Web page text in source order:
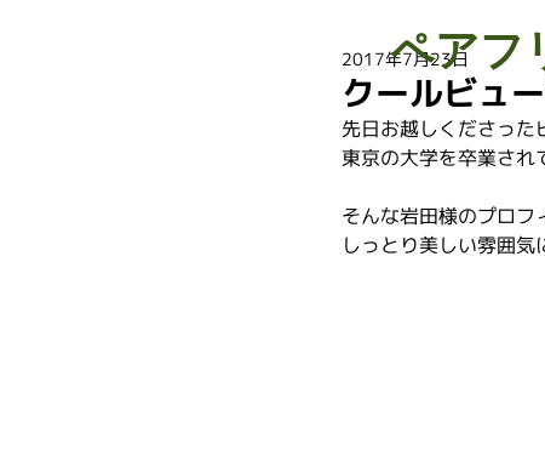
クールビュ
2017年7月23日
先日お越しくださった
東京の大学を卒業され
そんな岩田様のプロフ
しっとり美しい雰囲気
ペアフ